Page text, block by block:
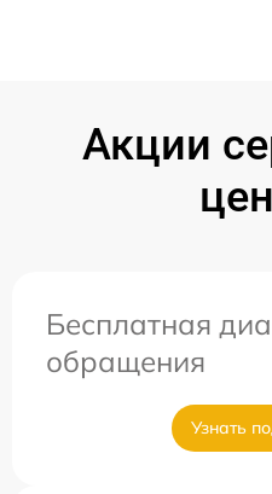
Акции
Бесплатная
обращения
Узнать